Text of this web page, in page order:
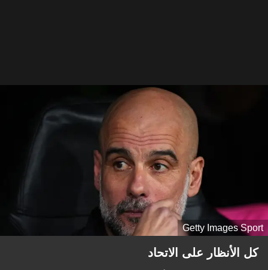
Getty Images Sport
كل الأنظار على الاتحاد